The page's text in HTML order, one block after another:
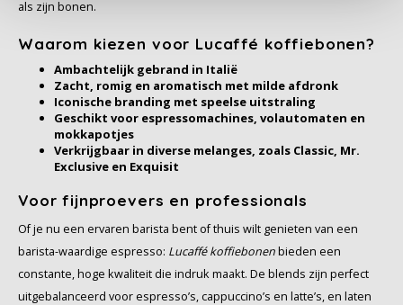
Segafredo
Swisso Kaffee
als zijn bonen.
Waarom kiezen voor Lucaffé koffiebonen?
Ambachtelijk gebrand in Italië
Zacht, romig en aromatisch met milde afdronk
Iconische branding met speelse uitstraling
Geschikt voor espressomachines, volautomaten en
mokkapotjes
Verkrijgbaar in diverse melanges, zoals Classic, Mr.
Exclusive en Exquisit
Voor fijnproevers en professionals
Of je nu een ervaren barista bent of thuis wilt genieten van een
barista-waardige espresso: Lucaffé koffiebonenbieden een
constante, hoge kwaliteit die indruk maakt. De blends zijn perfect
uitgebalanceerd voor espresso’s, cappuccino’s en latte’s, en laten